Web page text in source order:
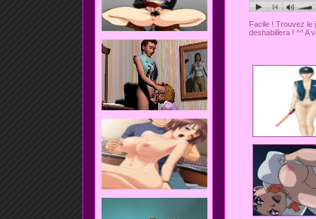
Facile ! Trouvez le
deshabillera ! ^^ A